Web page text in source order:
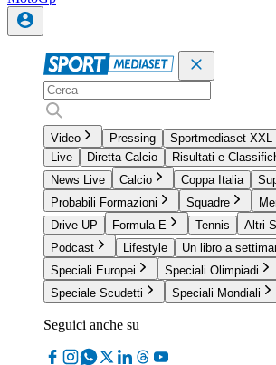
Video Pressing Sportmediaset XXL
Live
Diretta Calcio
Risultati e
News Live
Calcio Coppa Italia
Probabili Formazioni
Squadre
Drive UP
Formula E Tennis Altri
Podcast
Lifestyle
Un libro a
Speciali Europei
Speciali Olimpiadi
Speciale Scudetti
Speciali Mondiali
Seguici anche su